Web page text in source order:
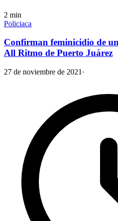
2 min
Policiaca
Confirman feminicidio de
All Ritmo de Puerto Juárez
27 de noviembre de 2021 ·